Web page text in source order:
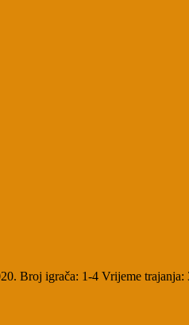
Broj igrača: 1-4 Vrijeme